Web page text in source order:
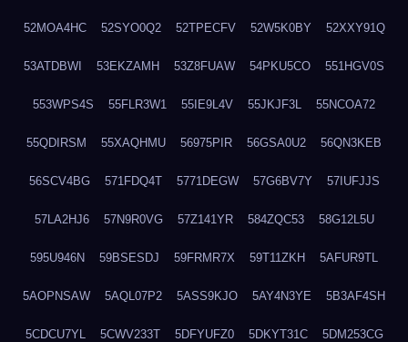
52MOA4HC 52SYO0Q2 52TPECFV 52W5K0BY 52XXY91Q
53ATDBWI 53EKZAMH 53Z8FUAW 54PKU5CO 551HGV0S
553WPS4S 55FLR3W1 55IE9L4V 55JKJF3L 55NCOA72
55QDIRSM 55XAQHMU 56975PIR 56GSA0U2 56QN3KEB
56SCV4BG 571FDQ4T 5771DEGW 57G6BV7Y 57IUFJJS
57LA2HJ6 57N9R0VG 57Z141YR 584ZQC53 58G12L5U
595U946N 59BSESDJ 59FRMR7X 59T11ZKH 5AFUR9TL
5AOPNSAW 5AQL07P2 5ASS9KJO 5AY4N3YE 5B3AF4SH
5CDCU7YL 5CWV233T 5DFYUFZ0 5DKYT31C 5DM253CG